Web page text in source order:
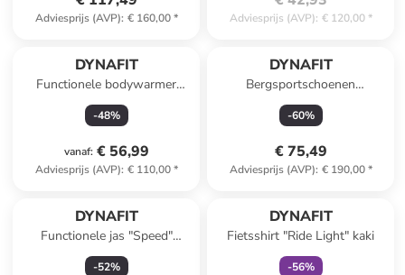
Adviesprijs (AVP): € 160,00* Adviesprijs (AVP): € 120,00*
DYNAFIT
Functionele bodywarmer
"TRAVERSE" koraalrood
-48%
vanaf: € 56,99
Adviesprijs (AVP): € 110,00*
DYNAFIT
Bergsportschoenen
"Transalper" roze/blauw
-60%
€ 75,49
Adviesprijs (AVP): € 190,00*
DYNAFIT
Functionele jas "Speed"
rood/zwart
-52%
DYNAFIT
Fietsshirt "Ride Light" kaki
-56%